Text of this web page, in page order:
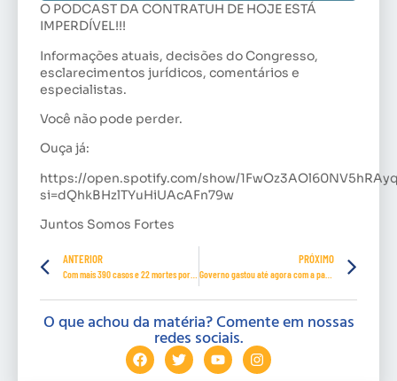
O PODCAST DA CONTRATUH DE HOJE ESTÁ
IMPERDÍVEL!!!
Informações atuais, decisões do Congresso,
esclarecimentos jurídicos, comentários e
especialistas.
Você não pode perder.
Ouça já:
https://open.spotify.com/show/
si=dQhkBHzlTYuHiUAcAFn79w
Juntos Somos Fortes
ANTERIOR PRÓXIMO
Governo gastou até agora com a pandemia 22% dos R$ 252,5 bilhões liberados
O que achou da matéria? Comente em nossas
redes sociais.